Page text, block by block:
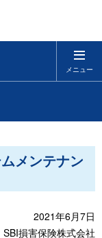
メニュー
メンテナン
2021年6月7日
SBI損害保険株式会社